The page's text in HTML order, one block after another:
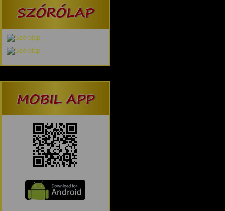
SZÓRÓLAP
MOBIL APP